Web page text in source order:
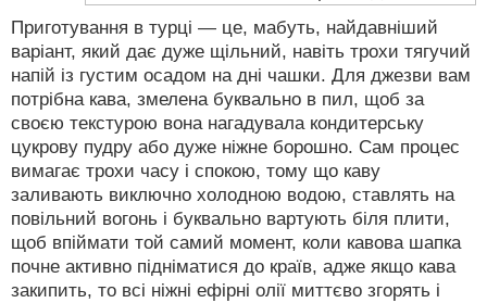
Приготування в турці — це, мабуть, найдавніший
варіант, який дає дуже щільний, навіть трохи тягучий
напій із густим осадом на дні чашки. Для джезви вам
потрібна кава, змелена буквально в пил, щоб за
своєю текстурою вона нагадувала кондитерську
цукрову пудру або дуже ніжне борошно. Сам процес
вимагає трохи часу і спокою, тому що каву
заливають виключно холодною водою, ставлять на
повільний вогонь і буквально вартують біля плити,
щоб впіймати той самий момент, коли кавова шапка
почне активно підніматися до країв, адже якщо кава
закипить, то всі ніжні ефірні олії миттєво згорять і